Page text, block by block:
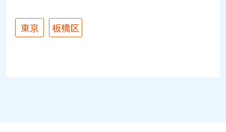
「捨てずに活かす」を実践。不用品回収や遺品
整理を通じて環境と社会に貢献。メディア出演
東京 板橋区